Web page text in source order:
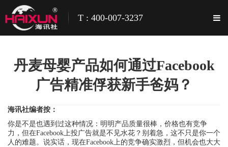
T : 400-007-3237
丹麦母婴产品如何通过Facebook
广告精准俘获新手爸妈？
海讯社编者按：
你是不是也遇到过这种情况：明明产品质量很棒，价格也有竞争
力，但在Facebook上投广告就是不见水花？别着急，这不只是你一个
人的难题。说实话，现在Facebook上的竞争确实激烈，但机会也大大